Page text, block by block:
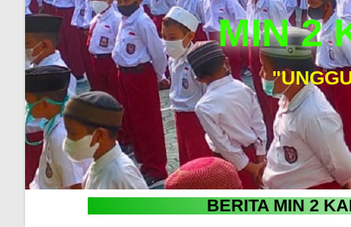
MIN 2
BERITA MIN 2